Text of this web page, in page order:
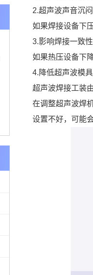
2.超声波声音沉
如果焊接设备下
3.影响焊接一致性
如果热压设备下
4.降低超声波模
超声波焊接工装
在调整超声波焊
设置不好，可能